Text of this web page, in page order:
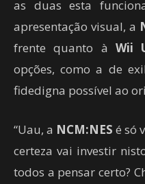
as duas esta
apresentação visual, a
frente quanto à Wii
opções, como a de
fidedigna possível ao
“Uau, a NCM:NES é só
certeza vai investir
todos a pensar certo?